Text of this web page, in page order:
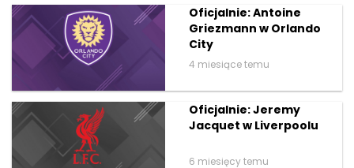
Oficjalnie: Antoine
Griezmann w Orlando
City
4 miesiące temu
Oficjalnie: Jeremy
Jacquet w Liverpoolu
6 miesięcy temu